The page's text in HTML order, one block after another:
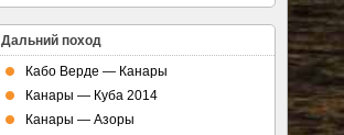
Дальний поход
Кабо Верде — Канары
Канары — Куба 2014
Канары — Азоры